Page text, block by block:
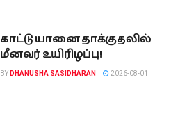
காட்டு யானை தாக்குதலில்
மீனவர் உயிரிழப்பு!
BY DHANUSHA SASIDHARAN 2026-08-01